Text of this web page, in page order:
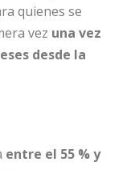
quienes se
vez una vez
desde la
entre el 55 % y